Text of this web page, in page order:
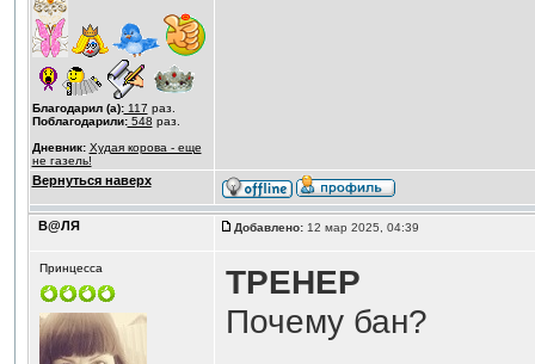
Благодарил (а):117 раз.
Поблагодарили:548 раз.
Дневник: Худая корова - еще
не газель!
Вернуться наверх
В@ЛЯ Добавлено:12 мар 2025, 04:39
Принцесса
ТРЕНЕР
Почему бан?